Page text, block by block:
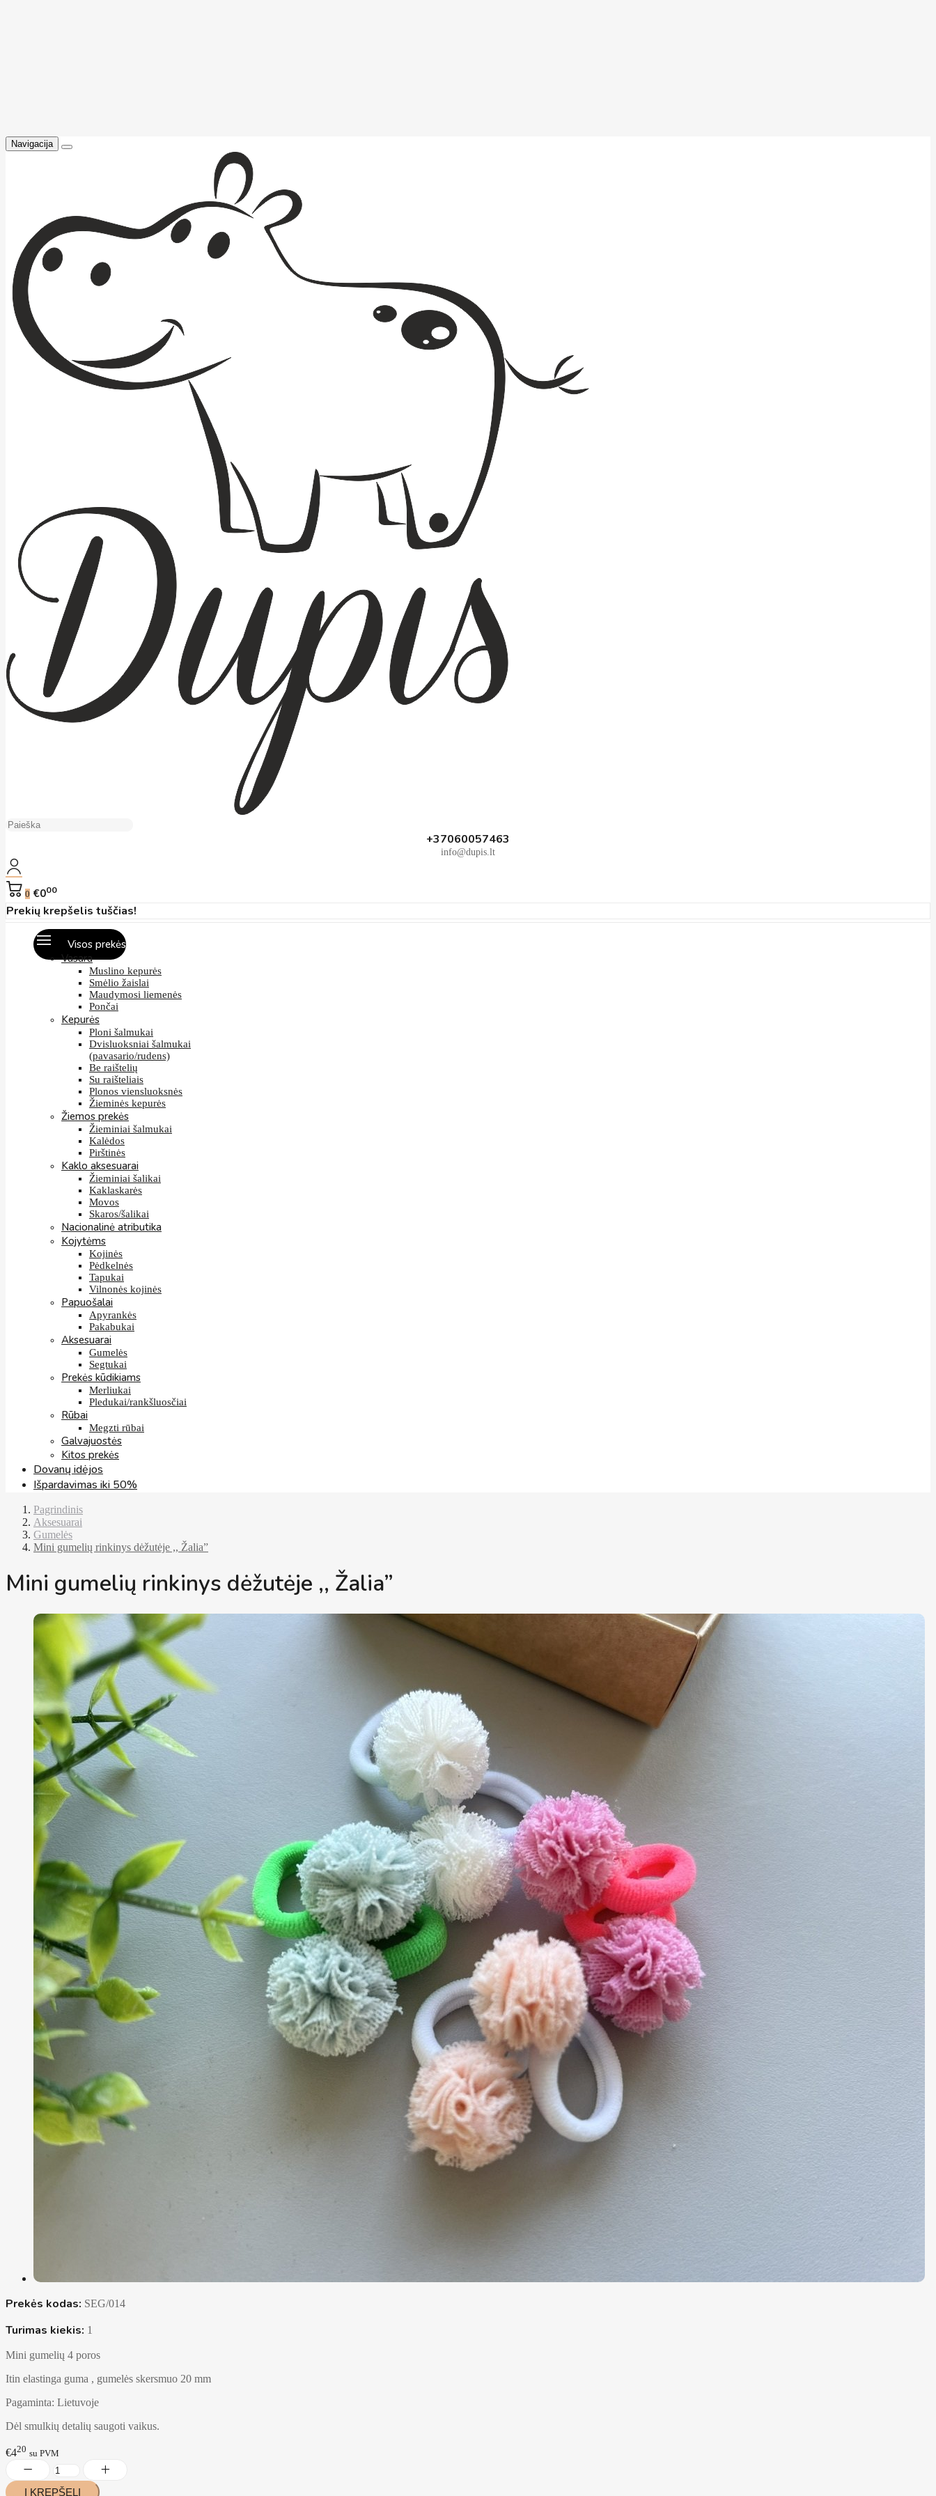
Navigacija
+37060057463
info@dupis.lt
0 €000
Prekių krepšelis tuščias!
Visos prekės
Vasara
Muslino kepurės
Smėlio žaislai
Maudymosi liemenės
Pončai
Kepurės
Ploni šalmukai
Dvisluoksniai šalmukai
(pavasario/rudens)
Be raištelių
Su raišteliais
Plonos viensluoksnės
Žieminės kepurės
Žiemos prekės
Žieminiai šalmukai
Kalėdos
Pirštinės
Kaklo aksesuarai
Žieminiai šalikai
Kaklaskarės
Movos
Skaros/šalikai
Nacionalinė atributika
Kojytėms
Kojinės
Pėdkelnės
Tapukai
Vilnonės kojinės
Papuošalai
Apyrankės
Pakabukai
Aksesuarai
Gumelės
Segtukai
Prekės kūdikiams
Merliukai
Pledukai/rankšluosčiai
Rūbai
Megzti rūbai
Galvajuostės
Kitos prekės
Dovanų idėjos
Išpardavimas iki 50%
Pagrindinis
Aksesuarai
Gumelės
Mini gumelių rinkinys dėžutėje ,, Žalia”
Mini gumelių rinkinys dėžutėje ,, Žalia”
Prekės kodas: SEG/014
Turimas kiekis: 1
Mini gumelių 4 poros
Itin elastinga guma , gumelės skersmuo 20 mm
Pagaminta: Lietuvoje
Dėl smulkių detalių saugoti vaikus.
€420 su PVM